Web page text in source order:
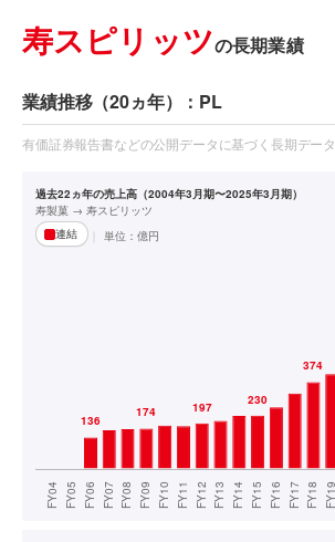
寿スピリッツの長期業績
業績推移（20ヵ年）：PL
有価証券報告書などの公開データに基づく長期データ
過去22ヵ年の売上高（2004年3月期〜2025年3月期）
寿製菓 → 寿スピリッツ
連結
単位： 億円